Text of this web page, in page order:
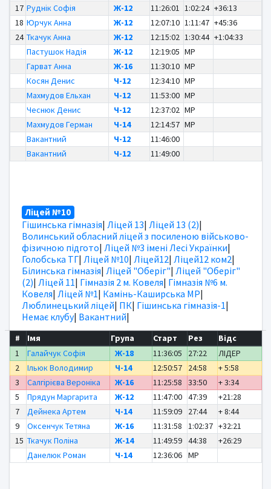
17 Руднік Софія Ж-12 11:26:01 1:02:24 +36:13
18 Юрчук Анна Ж-12 12:07:10 1:11:47 +45:36
24 Ткачук Анна Ж-12 12:15:02 1:30:44 +1:04:33
Пастушок Надія
Ж-12 12:19:05 MP
Гарват Анна
Ж-16 11:30:10 MP
Косян Денис
Ч-12 12:34:10 MP
Махмудов Ельхан
Ч-12 11:53:00 MP
Чеснюк Денис
Ч-12 12:37:02 MP
Махмудов Герман
Ч-14 12:14:57 MP
Вакантний
Ч-12
11:46:00
Вакантний
Ч-12 11:49:00
Ліцей №10
Гішинська гімназія| Ліцей 13| Ліцей 13 (2)|
Волинський обласний ліцей з посиленою військово-
фізичною підгото| Ліцей №3 імені Лесі Українки|
Голобська ТГ| Ліцей №10| Ліцей12| Ліцей12 ком2|
Білинська гімназія| Ліцей "Оберіг"| Ліцей "Оберіг"
(2)| Ліцей 11| Гімназія 2 м. Ковеля| Гімназія №6 м.
Ковеля| Ліцей №1| Камінь-Каширська МР|
Люблинецький ліцей| ПК| Гішинська гімназія-1|
Немає клубу| Вакантний|
# Імя Група Старт Рез
Відс
1
Галайчук Софія Ж-18 11:36:05 27:22
ЛІДЕР
2
Ільюк Володимир Ч-14 12:50:57 24:58
+ 5:58
3
Салгірієва Вероніка Ж-16 11:25:58 33:50
+ 3:34
5
Прядун Маргарита Ж-12 11:47:00 47:39
+21:28
7
Дейнека Артем Ч-14 11:59:09 27:44
+ 8:44
9
Оксенчук Тетяна Ж-16 11:31:58 1:02:37 +32:21
15 Ткачук Поліна Ж-14 11:49:59 44:38
+26:29
Данелюк Роман
Ч-14 12:36:06 MP